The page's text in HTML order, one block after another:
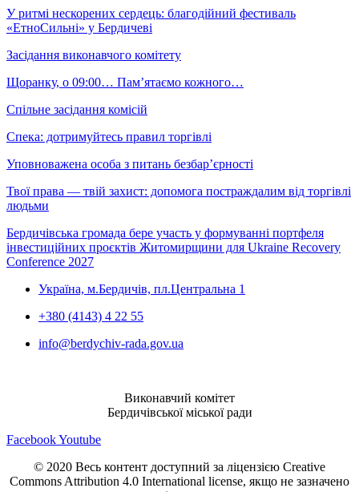
У ритмі нескорених сердець: благодійний фестиваль
«ЕтноСильні» у Бердичеві
Засідання виконавчого комітету
Щоранку, о 09:00… Пам’ятаємо кожного…
Спільне засідання комісій
Спека: дотримуйтесь правил торгівлі
Уповноважена особа з питань безбар’єрності
Твої права — твій захист: допомога постраждалим від торгівлі
людьми
Бердичівська громада бере участь у формуванні портфеля
інвестиційних проєктів Житомирщини для Ukraine Recovery
Conference 2027
Україна, м.Бердичів, пл.Центральна 1
+380 (4143) 4 22 55
info@berdychiv-rada.gov.ua
Виконавчий комітет
Бердичівської міської ради
FacebookYoutube
© 2020 Весь контент доступний за ліцензією Creative
Commons Attribution 4.0 International license, якщо не зазначено